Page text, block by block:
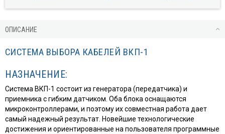
ОПИСАНИЕ
СИСТЕМА ВЫБОРА КАБЕЛЕЙ ВКП-1
НАЗНАЧЕНИЕ:
Система ВКП-1 состоит из генератора (передатчика) и
приемника с гибким датчиком. Оба блока оснащаются
микроконтроллерами, и поэтому их совместная работа дает
самый надежный результат. Новейшие технологические
достижения и ориентированные на пользователя программные